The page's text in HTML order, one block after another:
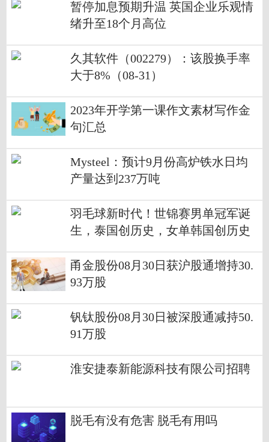
暂停加息预期升温 英国企业乐观情
绪升至18个月高位
久其软件（002279）：该股换手率
大于8%（08-31）
2023年开学第一课作文素材写作金
句汇总
Mysteel：预计9月份高炉铁水日均
产量达到237万吨
羽毛球新时代！世锦赛男单冠军诞
生，泰国创历史，女单韩国创历史
甬金股份08月30日获沪股通增持30.
93万股
钒钛股份08月30日被深股通减持50.
91万股
​​​​淮安捷泰新能源科技有限公司招聘
脱毛有没有危害 脱毛有用吗